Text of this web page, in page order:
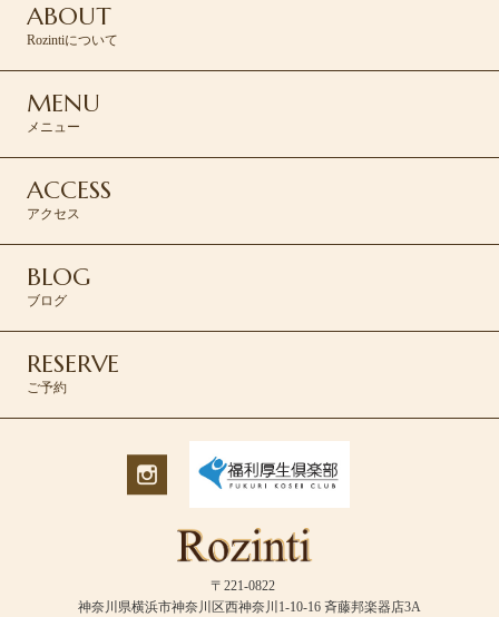
ABOUT
Rozintiについて
MENU
メニュー
ACCESS
アクセス
BLOG
ブログ
RESERVE
ご予約
〒221-0822
神奈川県横浜市神奈川区西神奈川1-10-16 斉藤邦楽器店3A